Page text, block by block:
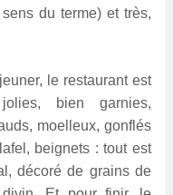
du terme) et très,
le restaurant est
bien garnies,
moelleux, gonflés
beignets : tout est
décoré de grains de